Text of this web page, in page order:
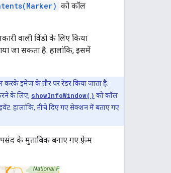
को कॉल
वाली विंडो के लिए किया
जा सकता है. हालांकि, इसमें
करके इमेज के तौर पर रेंडर किया जाता है.
के लिए, showInfoWindow() को कॉल
हालांकि, नीचे दिए गए सेक्शन में बताए गए
पसंद के मुताबिक बनाए गए फ़्रेम